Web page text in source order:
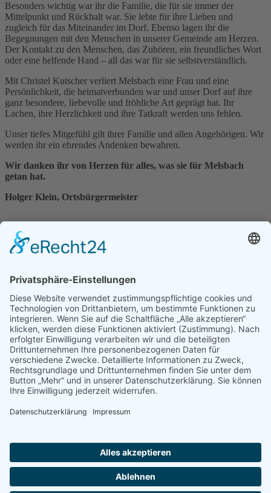
Besonders wichtig war ihr die Familie, die für sie immer der
Mittelpunkt und Rückhalt war. Sie lebte für ihre Lieben und
zugleich für das Miteinander im Dorf. Ebenso lagen ihr die
Begegnungen mit den Menschen in unserer Gemeinde am Herzen.
Der Kontakt zu den Menschen, das Zuhören, ein freundliches Wort
oder eine helfende Hand – all das war für sie selbstverständlich.
Mit Christel Kutscher verliert Melsbach eine Frau und eine
Persönlichkeit, die heimatverbunden war und unser Dorf auf ihre
ganz besondere, liebevolle und fröhliche Art geprägt hat. Ihr
Lachen, ihre Herzlichkeit und ihre Tatkraft werden uns fehlen.
Unser tiefes Mitgefühl gilt ihrer Familie und allen Angehörigen. Wir
werden ihr ein ehrendes Andenken bewahren.
Wir danken ihr von Herzen für alles, was sie für Melsbach
getan hat.
Holger Klein, Ortsbürgermeister
Aktuelle Themen
Nachruf
REITERFEST MIT GS-TURNIER am Samstag den 7. September 2024
Kontakt
Impressum
Datenschutzerklärung
Cookie-Einstellungen
Kontakt
Impressum